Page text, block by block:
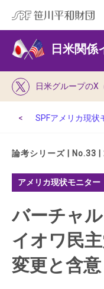
日米関係
日米グループのX
SPFアメリカ現状
論考シリーズ | No.33
アメリカ現状モニター
バーチャ
イオワ民
変更と含意